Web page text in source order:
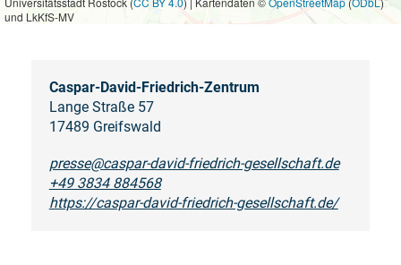
und LkKfS-MV
Caspar-David-Friedrich-Zentrum
Lange Straße 57
17489 Greifswald
presse@caspar-david-friedrich-gesellschaft.de
+49 3834 884568
https://caspar-david-friedrich-gesellschaft.de/